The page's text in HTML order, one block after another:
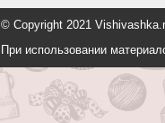
© Copyright 2021
При использовании